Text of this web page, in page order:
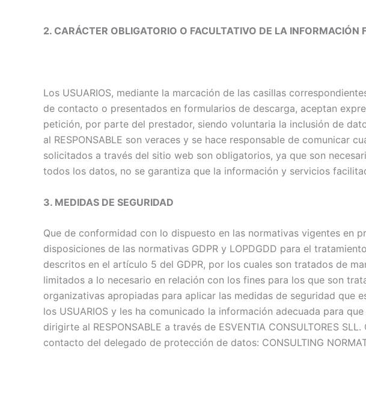
2. CARÁCTER OBLIGATORIO O FACULTATIVO DE LA INFORMACIÓN
Los USUARIOS, mediante la marcación de las casillas
de contacto o presentados en formularios de descarga, aceptan
petición, por parte del prestador, siendo voluntaria la inclusión de
al RESPONSABLE son veraces y se hace responsable de comunicar
solicitados a través del sitio web son obligatorios, ya que son
todos los datos, no se garantiza que la información y servicios
3. MEDIDAS DE SEGURIDAD
Que de conformidad con lo dispuesto en las normativas vigentes en
disposiciones de las normativas GDPR y LOPDGDD para el
descritos en el artículo 5 del GDPR, por los cuales son tratados de
limitados a lo necesario en relación con los fines para los que son
organizativas apropiadas para aplicar las medidas de seguridad que
los USUARIOS y les ha comunicado la información adecuada para
dirigirte al RESPONSABLE a través de ESVENTIA CONSULTORES
contacto del delegado de protección de datos: CONSULTING